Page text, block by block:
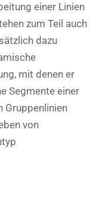
einer Linien
zum Teil auch
dazu
mit denen er
Segmente einer
Gruppenlinien
von